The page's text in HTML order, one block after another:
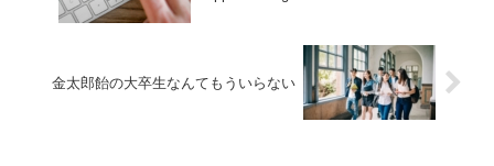
金太郎飴の大卒生なんてもういらない